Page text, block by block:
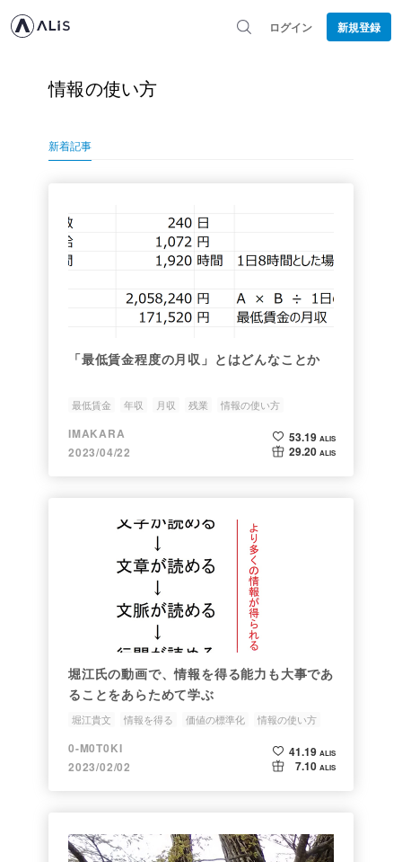
ログイン 新規登録
情報の使い方
新着記事
「最低賃金程度の月収」とはどんなことか
最低賃金 年収 月収 残業 情報の使い方
IMAKARA
2023/04/22
53.19 ALIS
29.20 ALIS
堀江氏の動画で、情報を得る能力も大事であ
ることをあらためて学ぶ
堀江貴文 情報を得る 価値の標準化
情報の使い方
人文科学を使う
0-M0T0KI
2023/02/02
41.19 ALIS
7.10 ALIS